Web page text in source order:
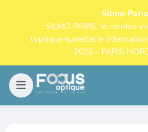
Silmo
: SILMO PARIS, le rendez-
l’optique-lunetterie
2026 - PARIS